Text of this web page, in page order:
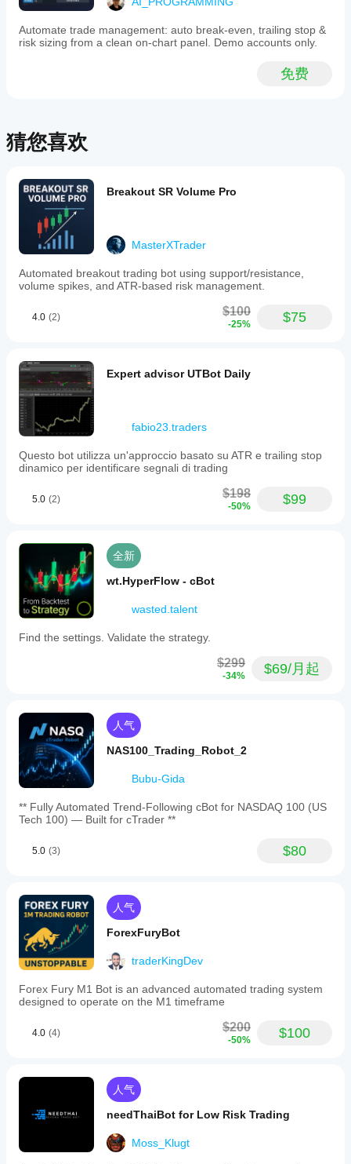
disappointed.
Worth
rechecking it
on first 60
Tested
normal
trader
would,
small
size first.
The idea
is fine,
but No
reason
to scale
seeing
days.
The
weak
spot
shows
up when
stops
matching
setup.5R
target.
表
Automate trade management: auto break-even, trailing stop &
risk sizing from a clean on-chart panel. Demo accounts only.
免费
猜您喜欢
Breakout SR Volume Pro
MasterXTrader
Automated breakout trading bot using support/resistance,
volume spikes, and ATR-based risk management.
4.0 (2) $100
-25% $75
Expert advisor UTBot Daily
fabio23.traders
Questo bot utilizza un'approccio basato su ATR e trailing stop
dinamico per identificare segnali di trading
5.0 (2) $198
-50% $99
全新
wt.HyperFlow - cBot
wasted.talent
Find the settings. Validate the strategy.
$299
-34% $69/月起
人气
NAS100_Trading_Robot_2
Bubu-Gida
** Fully Automated Trend-Following cBot for NASDAQ 100 (US
Tech 100) — Built for cTrader **
5.0 (3) $80
人气
ForexFuryBot
traderKingDev
Forex Fury M1 Bot is an advanced automated trading system
designed to operate on the M1 timeframe
4.0 (4) $200
-50% $100
人气
needThaiBot for Low Risk Trading
Moss_Klugt